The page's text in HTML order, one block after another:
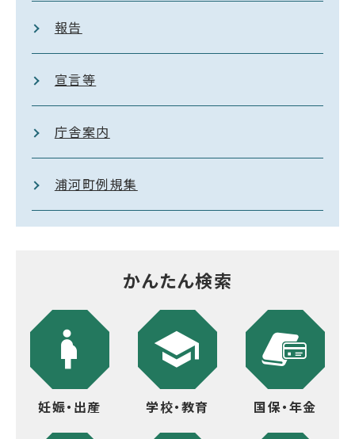
報告
宣言等
庁舎案内
浦河町例規集
かんたん検索
妊娠・出産 学校・教育 国保・年金